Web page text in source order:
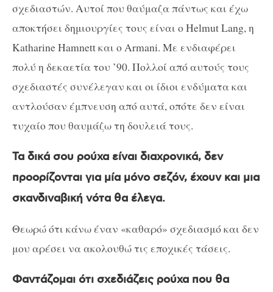
σχεδιαστών. Αυτοί που θαύμαζα πάντως και έχω
αποκτήσει δημιουργίες τους είναι ο Helmut Lang, η
Katharine Hamnett και ο Αrmani. Με ενδιαφέρει
πολύ η δεκαετία του ’90. Πολλοί από αυτούς τους
σχεδιαστές συνέλεγαν και οι ίδιοι ενδύματα και
αντλούσαν έμπνευση από αυτά, οπότε δεν είναι
τυχαίο που θαυμάζω τη δουλειά τους.
Τα δικά σου ρούχα είναι διαχρονικά, δεν
προορίζονται για μία μόνο σεζόν, έχουν και μια
σκανδιναβική νότα θα έλεγα.
Θεωρώ ότι κάνω έναν «καθαρό» σχεδιασμό και δεν
μου αρέσει να ακολουθώ τις εποχικές τάσεις.
Φαντάζομαι ότι σχεδιάζεις ρούχα που θα